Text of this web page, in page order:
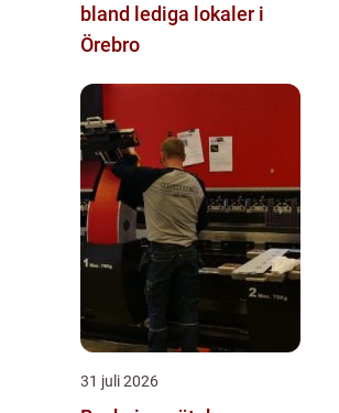
bland lediga lokaler i
Örebro
31 juli 2026